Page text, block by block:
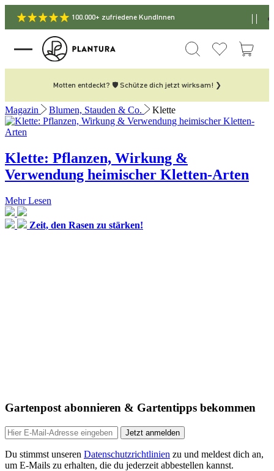
100.000+ zufriedene KundInnen
Motten entdeckt? 🛡️ Schütze dich jetzt wirksam! ❯
Magazin Blumen, Stauden & Co. Klette
Klette: Pflanzen, Wirkung &
Verwendung heimischer Kletten-Arten
Mehr Lesen
Zeit, den Rasen zu stärken!
Gartenpost abonnieren & Gartentipps bekommen
Jetzt anmelden
Du stimmst unseren Datenschutzrichtlinien zu und meldest dich an,
um E-Mails zu erhalten, die du jederzeit abbestellen kannst.